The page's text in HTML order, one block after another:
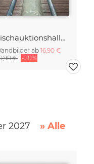
Fischauktionshalle II
ab16,90 €
€ -20%
2027
» Alle